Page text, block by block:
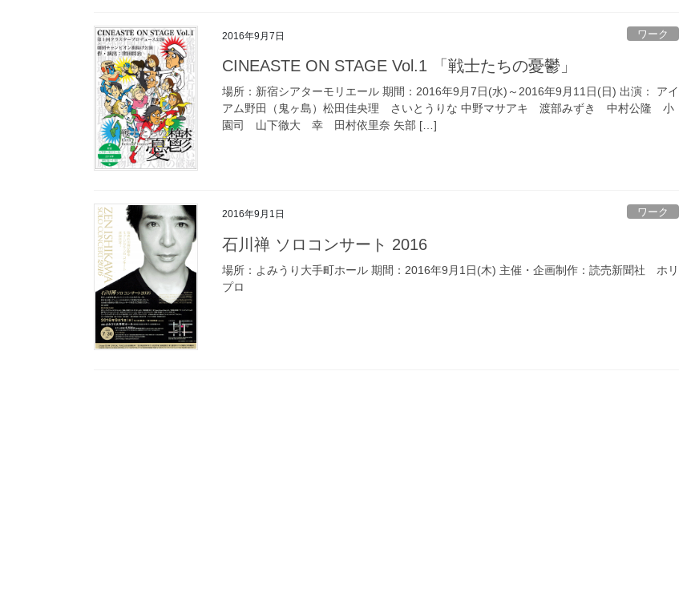
2016年9月7日 ワーク
CINEASTE ON STAGE Vol.1 「戦士たちの憂鬱」
場所：新宿シアターモリエール 期間：2016年9月7日(水)～2016年9月11日(日) 出演： アイ
アム野田（鬼ヶ島）松田佳央理 さいとうりな 中野マサアキ 渡部みずき 中村公隆 小
園司 山下徹大 幸 田村依里奈 矢部 […]
2016年9月1日 ワーク
石川禅 ソロコンサート 2016
場所：よみうり大手町ホール 期間：2016年9月1日(木) 主催・企画制作：読売新聞社 ホリ
プロ